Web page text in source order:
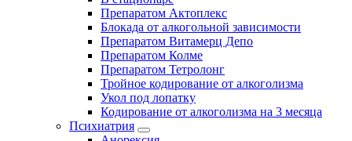
Препаратом Актоплекс
Блокада от алкогольной зависимости
Препаратом Витамерц Депо
Препаратом Колме
Препаратом Тетролонг
Тройное кодирование от алкоголизма
Укол под лопатку
Кодирование от алкоголизма на 3 месяца
Психиатрия